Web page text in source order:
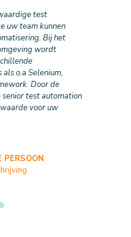
test
uw team kunnen
Bij het
wordt
o.a Selenium,
Door de
test automation
voor uw
PERSOON